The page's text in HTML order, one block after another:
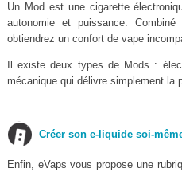
Un Mod est une cigarette
autonomie et puissance.
obtiendrez un confort de vape
Il existe deux types de Mods :
mécanique qui délivre simplement la
Créer son e-liquide soi-
Enfin, eVaps vous propose une